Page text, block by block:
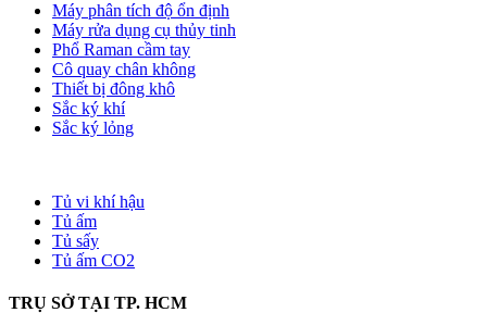
Máy phân tích độ ổn định
Máy rửa dụng cụ thủy tinh
Phổ Raman cầm tay
Cô quay chân không
Thiết bị đông khô
Sắc ký khí
Sắc ký lỏng
Tủ vi khí hậu
Tủ ấm
Tủ sấy
Tủ ấm CO2
TRỤ SỞ TẠI TP. HCM